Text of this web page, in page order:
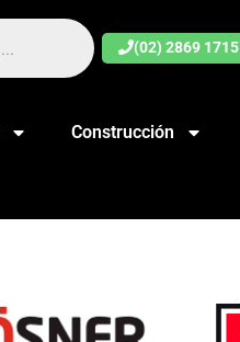
(02) 2869 1715
Construcción